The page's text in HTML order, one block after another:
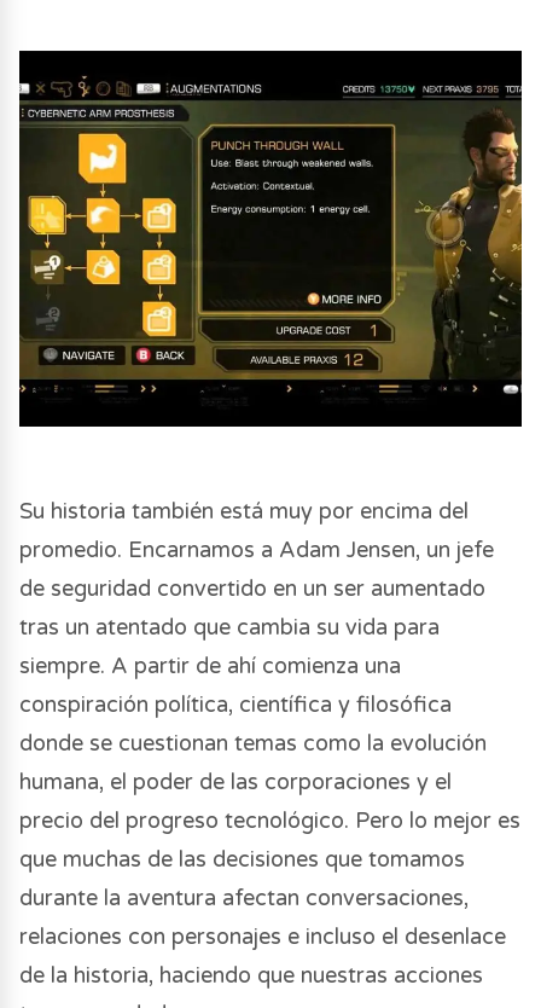
Su historia también está muy por encima del
promedio. Encarnamos a Adam Jensen, un jefe
de seguridad convertido en un ser aumentado
tras un atentado que cambia su vida para
siempre. A partir de ahí comienza una
conspiración política, científica y filosófica
donde se cuestionan temas como la evolución
humana, el poder de las corporaciones y el
precio del progreso tecnológico. Pero lo mejor es
que muchas de las decisiones que tomamos
durante la aventura afectan conversaciones,
relaciones con personajes e incluso el desenlace
de la historia, haciendo que nuestras acciones